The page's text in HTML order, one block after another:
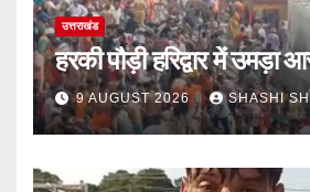
उत्तराखंड
हरकी पौड़ी हरिद्वार में उमड़ा
9 AUGUST 2026 SHASHI